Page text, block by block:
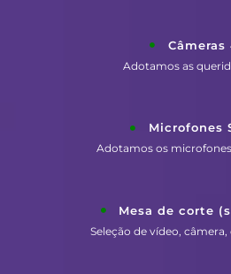
Câmeras
Adotamos as
Microfones
Adotamos os microfones
Mesa de corte
Seleção de vídeo,